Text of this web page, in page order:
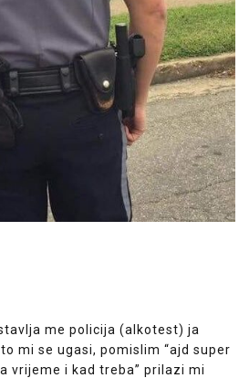
me policija (alkotest) ja
mi se ugasi, pomislim “ajd super
vrijeme i kad treba” prilazi mi